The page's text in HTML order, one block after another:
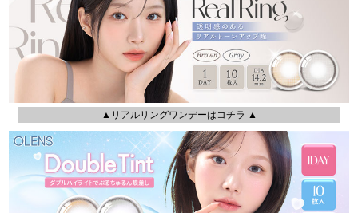
▲リアルリングワンデーはコチラ ▲